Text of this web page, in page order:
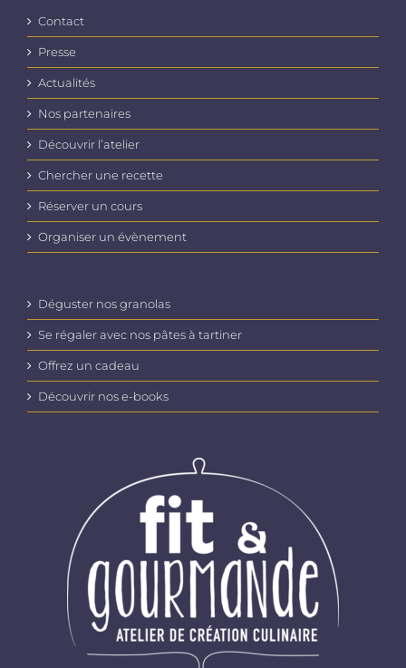
Contact
Presse
Actualités
Nos partenaires
Découvrir l’atelier
Chercher une recette
Réserver un cours
Organiser un évènement
Déguster nos granolas
Se régaler avec nos pâtes à tartiner
Offrez un cadeau
Découvrir nos e-books